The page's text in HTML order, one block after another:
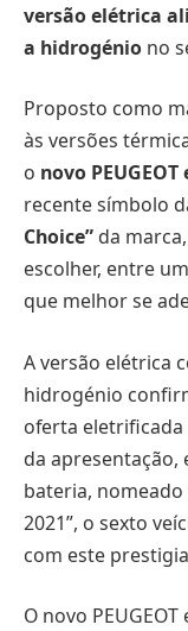
versão elétrica
a hidrogénio no
Proposto como
às versões
o novo PEUGEOT
recente símbolo
Choice” da
escolher, entre
que melhor se
A versão elétrica
hidrogénio
oferta eletrificada
da apresentação,
bateria, nomeado
2021”, o sexto
com este
O novo